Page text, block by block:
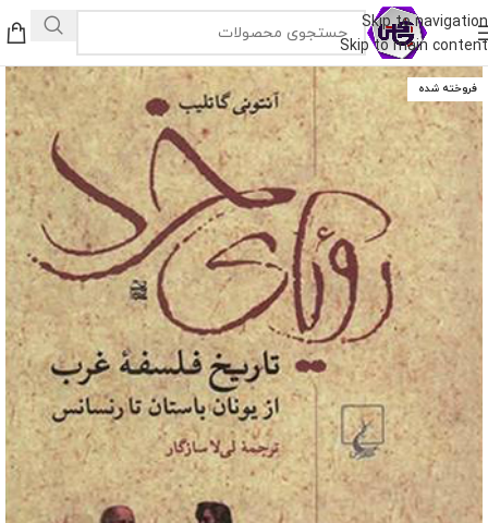
Skip to navigation
Skip to main content
فروخته شده